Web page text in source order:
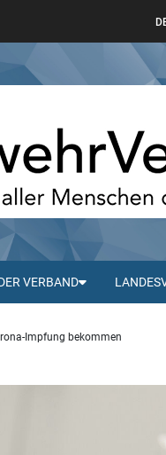
VERBAND
Impfung bekommen